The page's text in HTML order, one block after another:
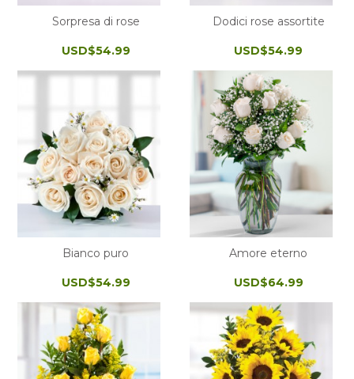
Sorpresa di rose
USD$54.99
Dodici rose assortite
USD$54.99
Bianco puro
USD$54.99
Amore eterno
USD$64.99